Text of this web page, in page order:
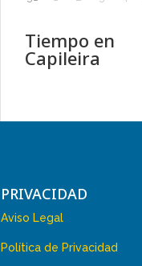
Tiempo en
Capileira
PRIVACIDAD
Aviso Legal
Política de Privacidad